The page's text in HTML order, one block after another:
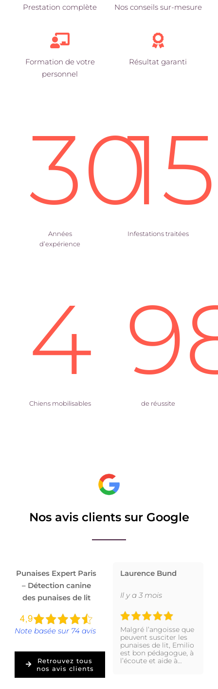
Prestation complète Nos conseils sur-mesure
Formation de votre
personnel
Résultat garanti
30
Années
d’expérience
Infestations traitées
4
Chiens mobilisables de réussite
Nos avis clients sur Google
Punaises Expert Paris
– Détection canine
des punaises de lit
Note basée sur 74 avis
Retrouvez tous
nos avis clients
Laurence Bund
Il y a 3 mois
Malgré l’angoisse que
peuvent susciter les
punaises de lit, Emilio
est bon pédagogue, à
l’écoute et aide à…